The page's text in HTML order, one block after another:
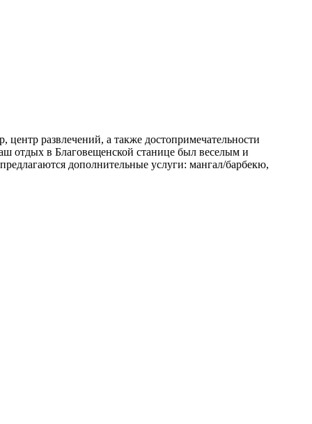
развлечений, а также достопримечательности
отдых в Благовещенской станице был веселым и
дополнительные услуги: мангал/барбекю,